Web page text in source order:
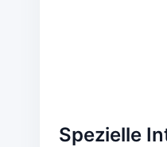
Spezielle